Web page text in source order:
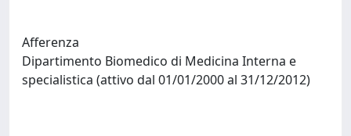
Afferenza
Dipartimento Biomedico di Medicina Interna e
specialistica (attivo dal 01/01/2000 al 31/12/2012)